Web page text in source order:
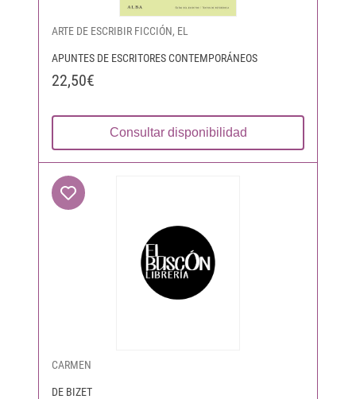
ARTE DE ESCRIBIR FICCIÓN, EL
APUNTES DE ESCRITORES CONTEMPORÁNEOS
22,50€
Consultar disponibilidad
CARMEN
DE BIZET